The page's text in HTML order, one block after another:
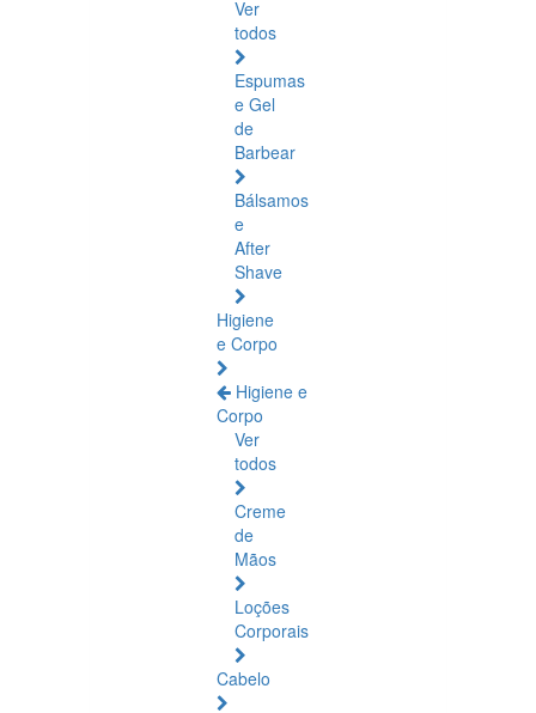
Ver
todos
Espumas
e Gel
de
Barbear
Bálsamos
e
After
Shave
Higiene
e Corpo
Higiene e
Corpo
Ver
todos
Creme
de
Mãos
Loções
Corporais
Cabelo